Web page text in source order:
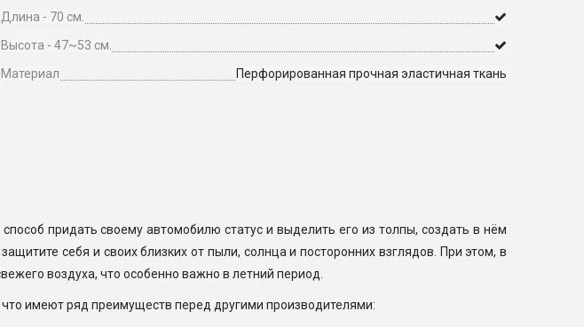
Длина - 70 см.
Высота - 47~53 см.
Материал
Перфорированная прочная эластичная ткань
придать своему автомобилю статус и выделить его из толпы, создать в нём
себя и своих близких от пыли, солнца и посторонних взглядов. При этом, в
воздуха, что особенно важно в летний период.
имеют ряд преимуществ перед другими производителями: